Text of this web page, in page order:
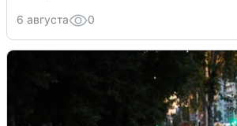
6 августа 0